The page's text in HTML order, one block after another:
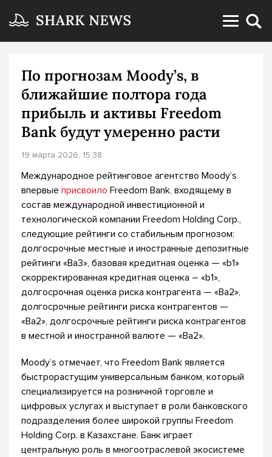
По прогнозам Moody’s, в
ближайшие полтора года
прибыль и активы Freedom
Bank будут умеренно расти
19 марта 2026, 15:38
Международное рейтинговое агентство Moody’s
впервые присвоило Freedom Bank, входящему в
состав международной инвестиционной и
технологической компании Freedom Holding Corp.,
следующие рейтинги со стабильным прогнозом:
долгосрочные местные и иностранные депозитные
рейтинги «Ba3», базовая кредитная оценка — «b1»
скорректированная кредитная оценка – «b1»,
долгосрочная оценка риска контрагента — «Ba2»,
долгосрочные рейтинги риска контрагентов —
«Ba2», долгосрочные рейтинги риска контрагентов
в местной и иностранной валюте — «Ba2».
Moody’s отмечает, что Freedom Bank является
быстрорастущим универсальным банком, который
специализируется на розничной торговле и
цифровых услугах и выступает в роли банковского
подразделения более широкой группы Freedom
Holding Corp. в Казахстане. Банк играет
центральную роль в многоотраслевой экосистеме